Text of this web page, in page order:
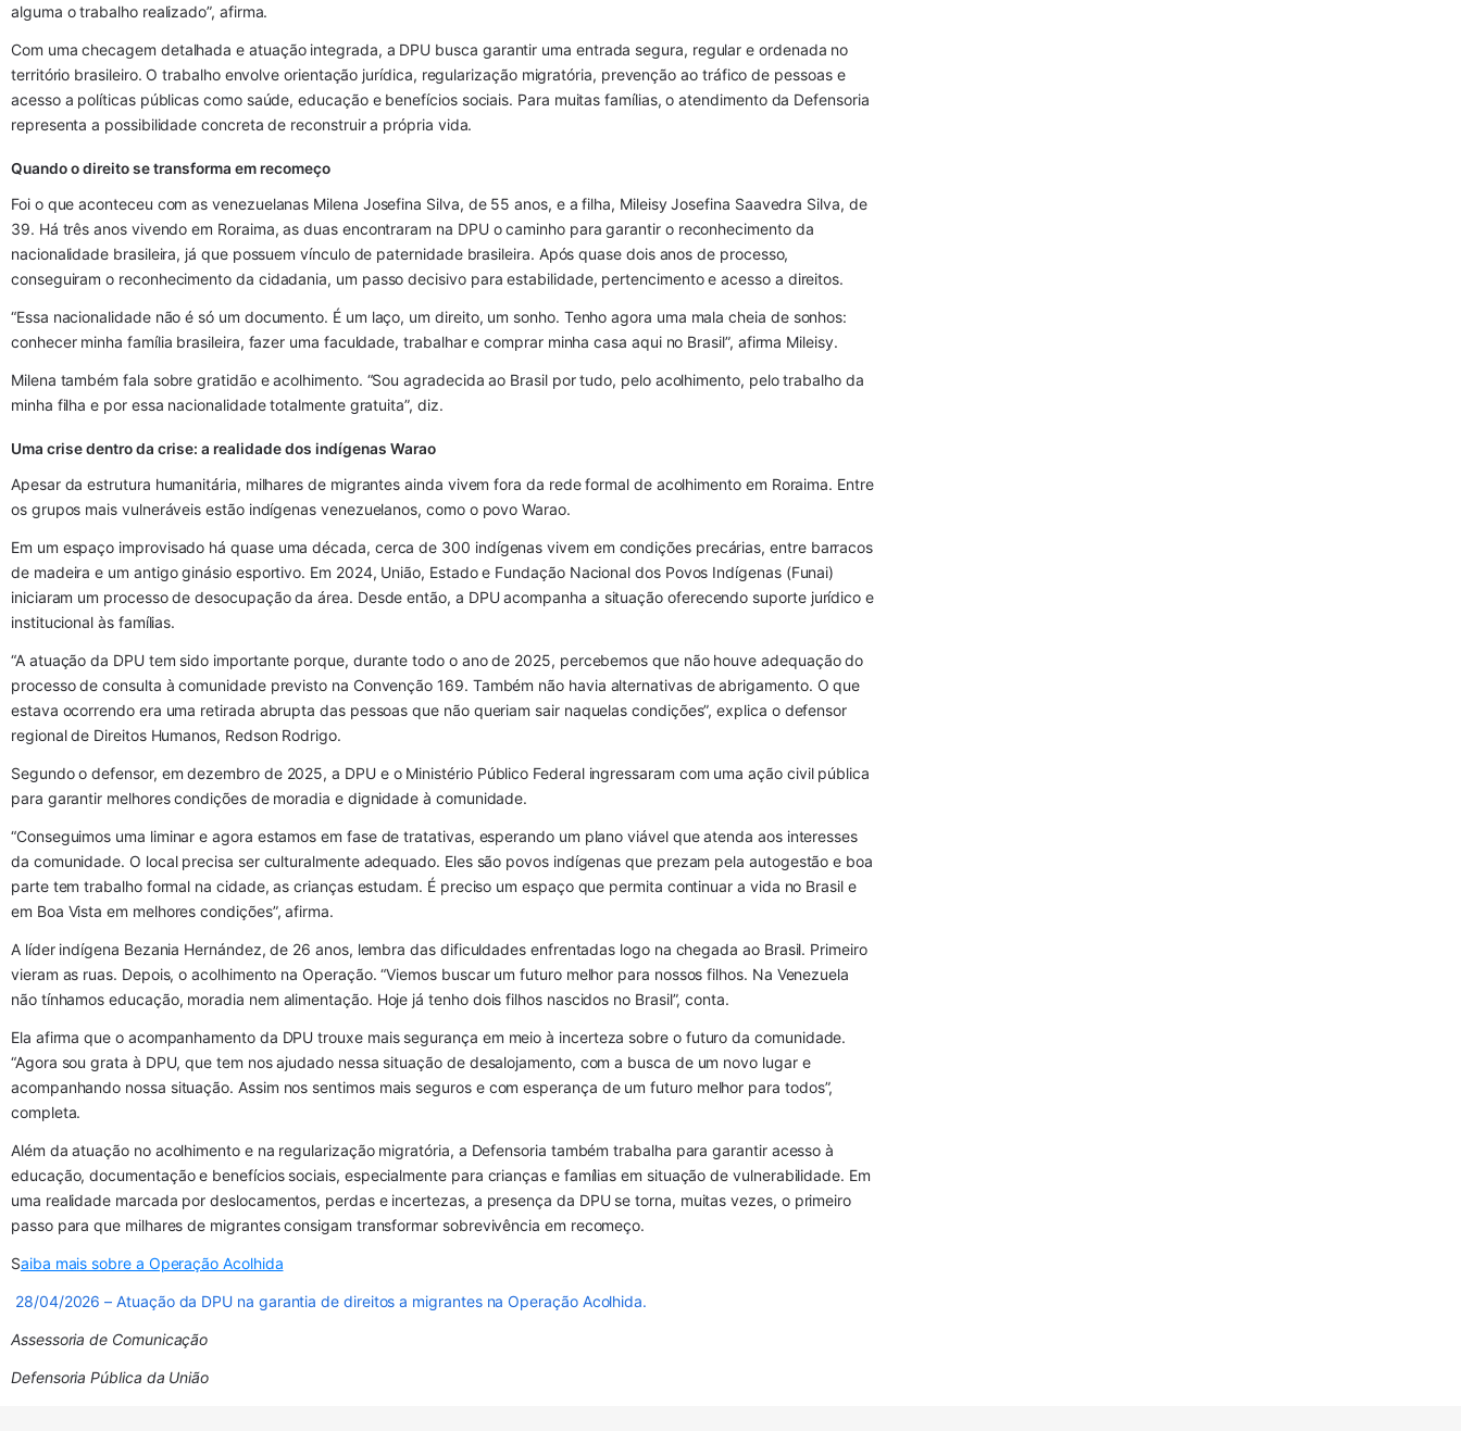
alguma o trabalho realizado”, afirma.
Com uma checagem detalhada e atuação integrada, a DPU busca garantir uma entrada segura, regular e ordenada no
território brasileiro. O trabalho envolve orientação jurídica, regularização migratória, prevenção ao tráfico de pessoas e
acesso a políticas públicas como saúde, educação e benefícios sociais. Para muitas famílias, o atendimento da Defensoria
representa a possibilidade concreta de reconstruir a própria vida.
Quando o direito se transforma em recomeço
Foi o que aconteceu com as venezuelanas Milena Josefina Silva, de 55 anos, e a filha, Mileisy Josefina Saavedra Silva, de
39. Há três anos vivendo em Roraima, as duas encontraram na DPU o caminho para garantir o reconhecimento da
nacionalidade brasileira, já que possuem vínculo de paternidade brasileira. Após quase dois anos de processo,
conseguiram o reconhecimento da cidadania, um passo decisivo para estabilidade, pertencimento e acesso a direitos.
“Essa nacionalidade não é só um documento. É um laço, um direito, um sonho. Tenho agora uma mala cheia de sonhos:
conhecer minha família brasileira, fazer uma faculdade, trabalhar e comprar minha casa aqui no Brasil”, afirma Mileisy.
Milena também fala sobre gratidão e acolhimento. “Sou agradecida ao Brasil por tudo, pelo acolhimento, pelo trabalho da
minha filha e por essa nacionalidade totalmente gratuita”, diz.
Uma crise dentro da crise: a realidade dos indígenas Warao
Apesar da estrutura humanitária, milhares de migrantes ainda vivem fora da rede formal de acolhimento em Roraima. Entre
os grupos mais vulneráveis estão indígenas venezuelanos, como o povo Warao.
Em um espaço improvisado há quase uma década, cerca de 300 indígenas vivem em condições precárias, entre barracos
de madeira e um antigo ginásio esportivo. Em 2024, União, Estado e Fundação Nacional dos Povos Indígenas (Funai)
iniciaram um processo de desocupação da área. Desde então, a DPU acompanha a situação oferecendo suporte jurídico e
institucional às famílias.
“A atuação da DPU tem sido importante porque, durante todo o ano de 2025, percebemos que não houve adequação do
processo de consulta à comunidade previsto na Convenção 169. Também não havia alternativas de abrigamento. O que
estava ocorrendo era uma retirada abrupta das pessoas que não queriam sair naquelas condições”, explica o defensor
regional de Direitos Humanos, Redson Rodrigo.
Segundo o defensor, em dezembro de 2025, a DPU e o Ministério Público Federal ingressaram com uma ação civil pública
para garantir melhores condições de moradia e dignidade à comunidade.
“Conseguimos uma liminar e agora estamos em fase de tratativas, esperando um plano viável que atenda aos interesses
da comunidade. O local precisa ser culturalmente adequado. Eles são povos indígenas que prezam pela autogestão e boa
parte tem trabalho formal na cidade, as crianças estudam. É preciso um espaço que permita continuar a vida no Brasil e
em Boa Vista em melhores condições”, afirma.
A líder indígena Bezania Hernández, de 26 anos, lembra das dificuldades enfrentadas logo na chegada ao Brasil. Primeiro
vieram as ruas. Depois, o acolhimento na Operação. “Viemos buscar um futuro melhor para nossos filhos. Na Venezuela
não tínhamos educação, moradia nem alimentação. Hoje já tenho dois filhos nascidos no Brasil”, conta.
Ela afirma que o acompanhamento da DPU trouxe mais segurança em meio à incerteza sobre o futuro da comunidade.
“Agora sou grata à DPU, que tem nos ajudado nessa situação de desalojamento, com a busca de um novo lugar e
acompanhando nossa situação. Assim nos sentimos mais seguros e com esperança de um futuro melhor para todos”,
completa.
Além da atuação no acolhimento e na regularização migratória, a Defensoria também trabalha para garantir acesso à
educação, documentação e benefícios sociais, especialmente para crianças e famílias em situação de vulnerabilidade. Em
uma realidade marcada por deslocamentos, perdas e incertezas, a presença da DPU se torna, muitas vezes, o primeiro
passo para que milhares de migrantes consigam transformar sobrevivência em recomeço.
Saiba mais sobre a Operação Acolhida
28/04/2026 – Atuação da DPU na garantia de direitos a migrantes na Operação Acolhida.
Assessoria de Comunicação
Defensoria Pública da União